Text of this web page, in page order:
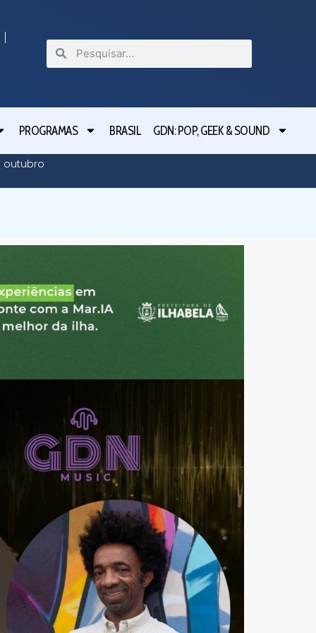
PROGRAMAS BRASIL GDN: POP, GEEK & SOUND
outubro